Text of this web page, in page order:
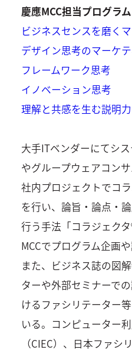
慶應MCC担当プログラム
ビジネスセンスを磨く
デザイン思考のマーケ
フレームワーク思考
イノベーション思考
理解と共感を生む説明力
大手ITベンダーにてシ
やグループウェアコン
社内プロジェクトでコ
を行い、論旨・論点・
行う手法「コラジェク
MCCでプログラム企画
また、ビジネス誌の図
ターや外部セミナーで
けるファシリテーター
いる。コンピューター
（CIEC）、日本ファシ